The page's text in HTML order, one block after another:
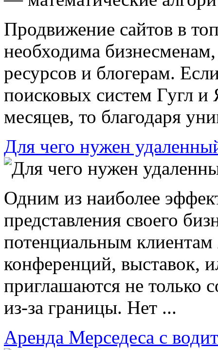
Продвижение сайтов в
необходима
ресурсов и блогерам.
поисковых систем Гугл
месяцев, то благодаря
Для чего нужен
Одним из наиболее
представления своего
потенциальным клиентам
конференций, выставок,
приглашаются не только
из-за границы. Нет ...
Аренда Мерседеса с